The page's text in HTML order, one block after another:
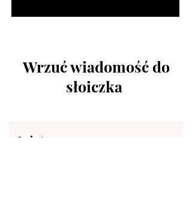
Wrzuć wiadomość do
słoiczka
Imię